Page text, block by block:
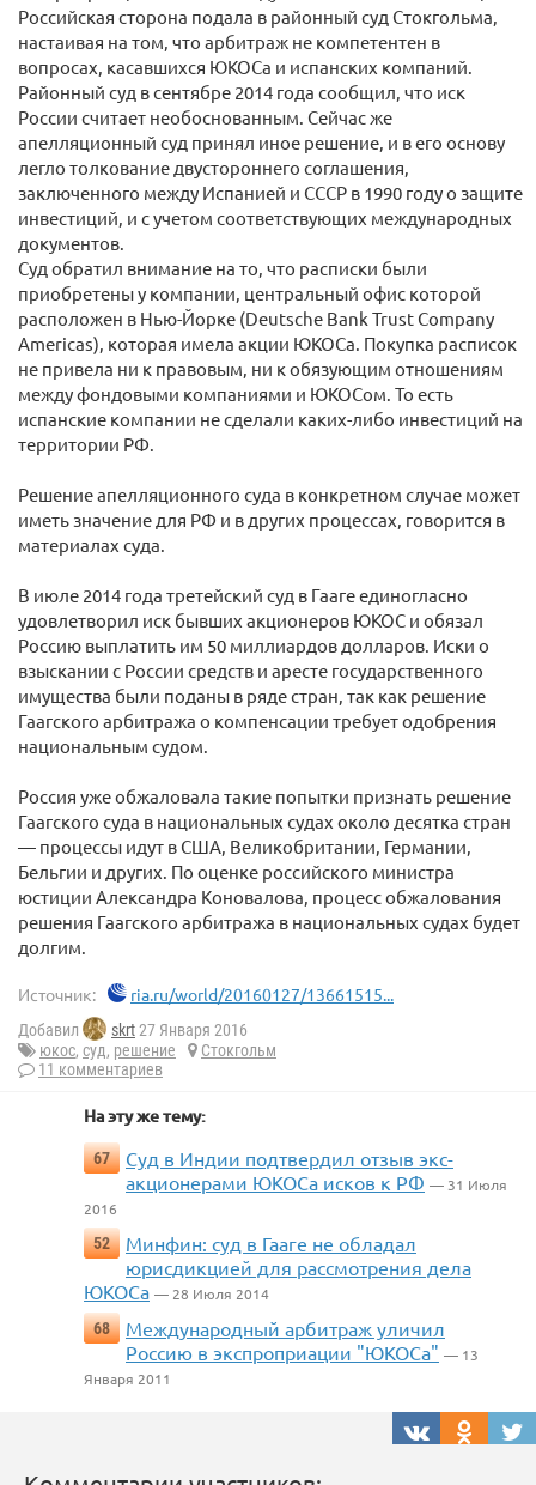
Российская сторона подала в районный суд Стокгольма,
настаивая на том, что арбитраж не компетентен в
вопросах, касавшихся ЮКОСа и испанских компаний.
Районный суд в сентябре 2014 года сообщил, что иск
России считает необоснованным. Сейчас же
апелляционный суд принял иное решение, и в его основу
легло толкование двустороннего соглашения,
заключенного между Испанией и СССР в 1990 году о защите
инвестиций, и с учетом соответствующих международных
документов.
Суд обратил внимание на то, что расписки были
приобретены у компании, центральный офис которой
расположен в Нью-Йорке (Deutsche Bank Trust Company
Americas), которая имела акции ЮКОСа. Покупка расписок
не привела ни к правовым, ни к обязующим отношениям
между фондовыми компаниями и ЮКОСом. То есть
испанские компании не сделали каких-либо инвестиций на
территории РФ.
Решение апелляционного суда в конкретном случае может
иметь значение для РФ и в других процессах, говорится в
материалах суда.
В июле 2014 года третейский суд в Гааге единогласно
удовлетворил иск бывших акционеров ЮКОС и обязал
Россию выплатить им 50 миллиардов долларов. Иски о
взыскании с России средств и аресте государственного
имущества были поданы в ряде стран, так как решение
Гаагского арбитража о компенсации требует одобрения
национальным судом.
Россия уже обжаловала такие попытки признать решение
Гаагского суда в национальных судах около десятка стран
— процессы идут в США, Великобритании, Германии,
Бельгии и других. По оценке российского министра
юстиции Александра Коновалова, процесс обжалования
решения Гаагского арбитража в национальных судах будет
долгим.
Источник: ria.ru/world/20160127/13661515...
Добавил skrt27 Января 2016
юкос, суд, решение
Стокгольм
11 комментариев
На эту же тему:
67
Суд в Индии подтвердил отзыв экс-
акционерами ЮКОСа исков к РФ — 31 Июля
2016
52
Минфин: суд в Гааге не обладал
юрисдикцией для рассмотрения дела
ЮКОСа — 28 Июля 2014
68
Международный арбитраж уличил
Россию в экспроприации "ЮКОСа" — 13
Января 2011